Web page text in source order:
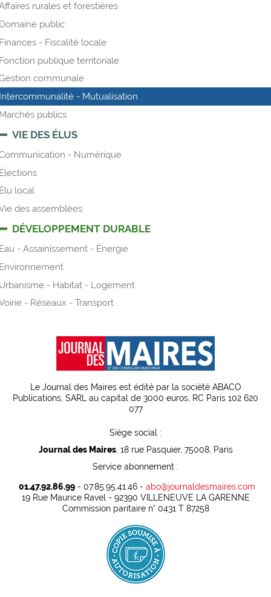
rurales et forestières
public
- Fiscalité locale
publique territoriale
communale
- Mutualisation
publics
VIE DES ÉLUS
- Numérique
local
des assemblées
DÉVELOPPEMENT DURABLE
- Assainissement - Énergie
- Habitat - Logement
- Réseaux - Transport
Le Journal des Maires est édité par la société ABACO
Publications, SARL au capital de 3000 euros, RC Paris 102 620
077
Siège social :
Journal des Maires, 18 rue Pasquier, 75008, Paris
Service abonnement :
01.47.92.86.99- 07.85.95.41.46 - abo@journaldesmaires.com
19 Rue Maurice Ravel - 92390 VILLENEUVE LA GARENNE
Commission paritaire n° 0431 T 87258